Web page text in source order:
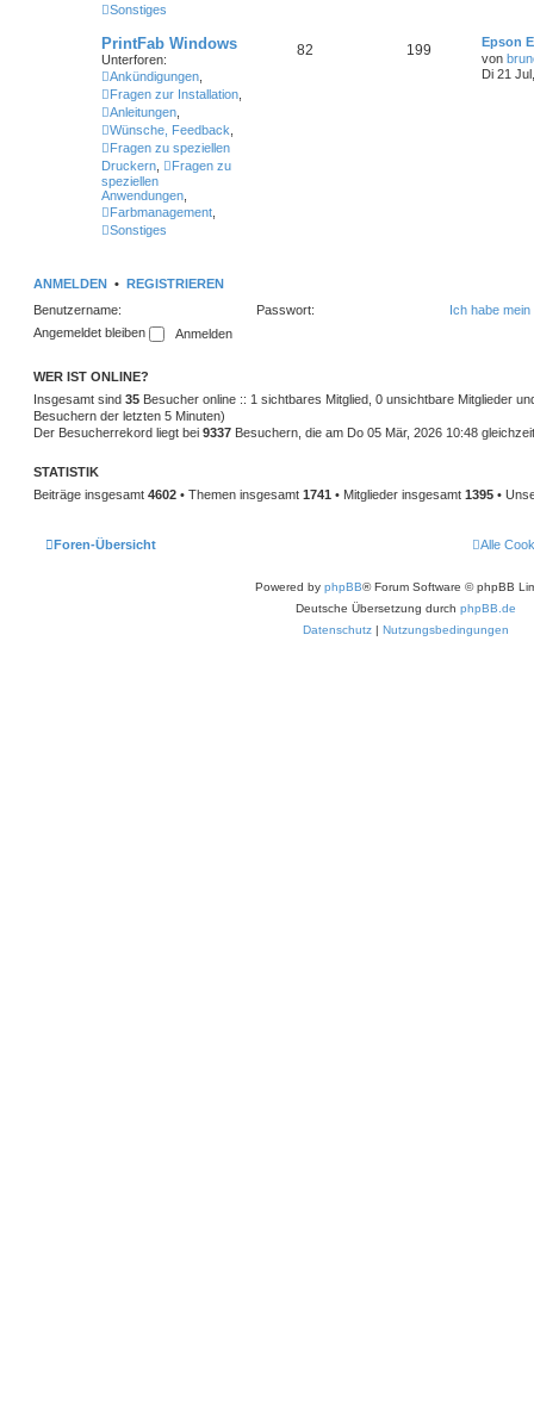
Sonstiges
PrintFab Windows
Unterforen:
Ankündigungen
Fragen zur Installation
Anleitungen
Wünsche, Feedback
Fragen zu speziellen
Druckern
Fragen zu
speziellen
Anwendungen
Farbmanagement
Sonstiges
82 199
Epson
von
Di 21
ANMELDEN • REGISTRIEREN
Benutzername:
Passwort:
Ich habe
Angemeldet bleiben
WER IST ONLINE?
Insgesamt sind 35 Besucher online :: 1 sichtbares Mitglied, 0 unsichtbare Mitglieder
Besuchern der letzten 5 Minuten)
Der Besucherrekord liegt bei 9337 Besuchern, die am Do 05 Mär, 2026 10:48
STATISTIK
Beiträge insgesamt 4602 • Themen insgesamt 1741 • Mitglieder insgesamt 1395 •
Foren-Übersicht Alle
Powered by phpBB® Forum Software © phpBB
Deutsche Übersetzung durch phpBB.de
Datenschutz | Nutzungsbedingungen